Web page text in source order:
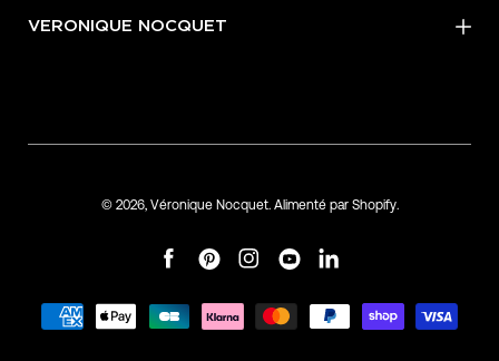
VERONIQUE NOCQUET
© 2026, Véronique Nocquet. Alimenté par Shopify.